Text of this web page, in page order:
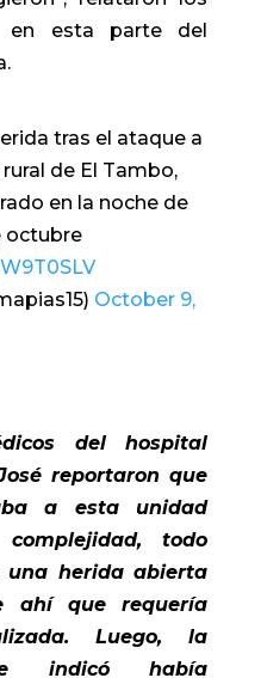
en esta parte del
tras el ataque a
de El Tambo,
en la noche de
octubre
October 9,
del hospital
reportaron que
a esta unidad
todo
una herida abierta
ahí que requería
Luego, la
indicó había